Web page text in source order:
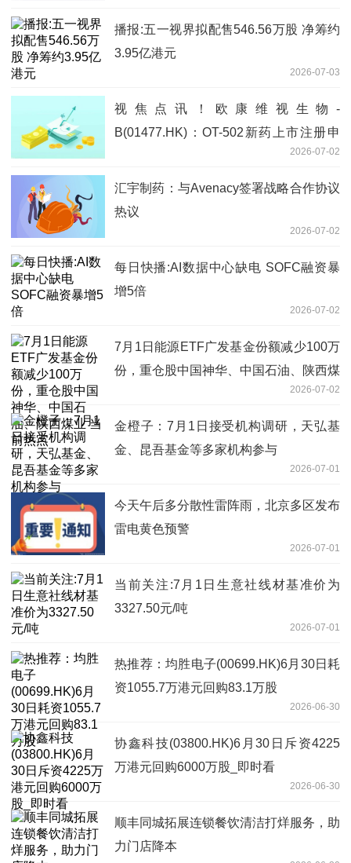
播报:五一视界拟配售546.56万股 净筹约
3.95亿港元
2026-07-03
视焦点讯！欧康维视生物-
B(01477.HK)：OT-502新药上市注册申
2026-07-02
汇宇制药：与Avenacy签署战略合作协议
热议
2026-07-02
每日快播:AI数据中心缺电 SOFC融资暴
增5倍
2026-07-02
7月1日能源ETF广发基金份额减少100万
份，重仓股中国神华、中国石油、陕西煤
2026-07-02
金橙子：7月1日接受机构调研，天弘基
金、昆吾基金等多家机构参与
2026-07-01
今天午后多分散性雷阵雨，北京多区发布
雷电黄色预警
2026-07-01
当前关注:7月1日生意社线材基准价为
3327.50元/吨
2026-07-01
热推荐：均胜电子(00699.HK)6月30日耗
资1055.7万港元回购83.1万股
2026-06-30
协鑫科技(03800.HK)6月30日斥资4225
万港元回购6000万股_即时看
2026-06-30
顺丰同城拓展连锁餐饮清洁打烊服务，助
力门店降本